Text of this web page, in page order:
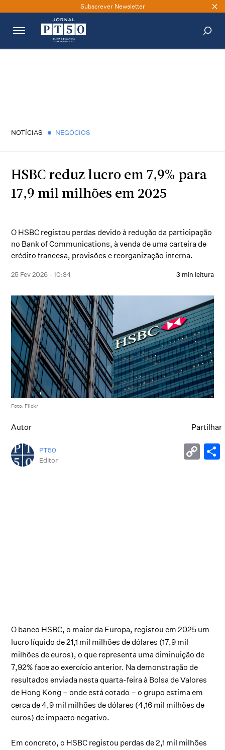
Subscrever Newsletter
NOTÍCIAS NEGÓCIOS
HSBC reduz lucro em 7,9% para
17,9 mil milhões em 2025
O HSBC registou perdas devido à redução da participação
no Bank of Communications, à venda de uma carteira de
crédito francesa, provisões e reorganização interna.
25 Fev 2026 - 10:34 3 min leitura
Foto: Flickr
Autor
PT50
Editor
Partilhar
O banco HSBC, o maior da Europa, registou em 2025 um
lucro líquido de 21,1 mil milhões de dólares (17,9 mil
milhões de euros), o que representa uma diminuição de
7,92% face ao exercício anterior. Na demonstração de
resultados enviada nesta quarta-feira à Bolsa de Valores
de Hong Kong – onde está cotado – o grupo estima em
cerca de 4,9 mil milhões de dólares (4,16 mil milhões de
euros) de impacto negativo.
Em concreto, o HSBC registou perdas de 2,1 mil milhões